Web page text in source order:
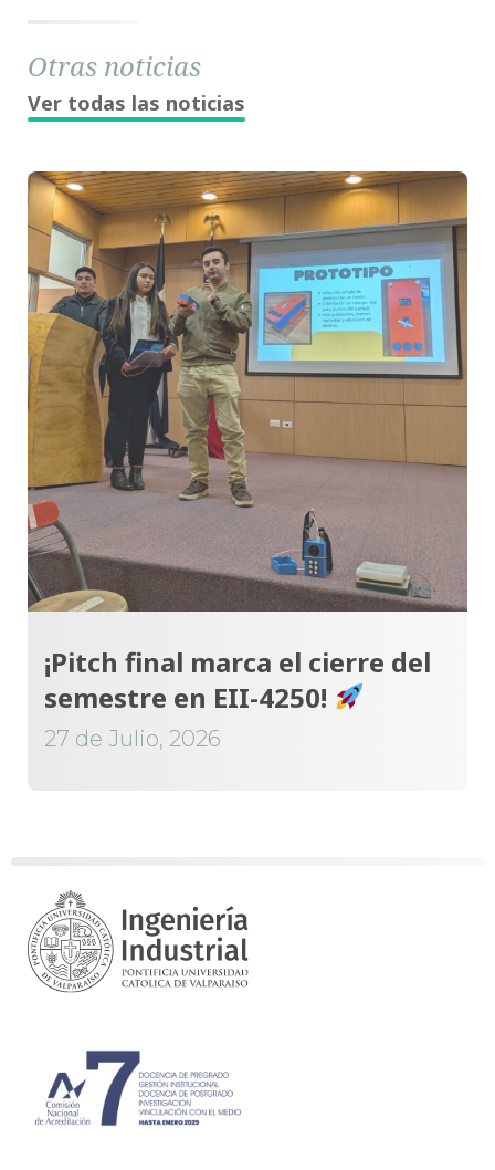
Otras noticias
Ver todas las noticias
¡Pitch final marca el cierre del
semestre en EII-4250!
27 de Julio, 2026